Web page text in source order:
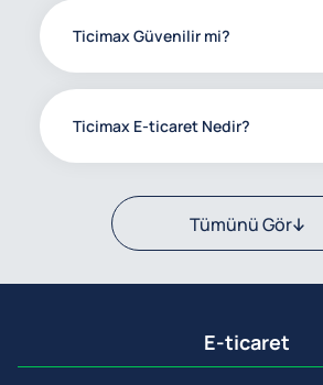
Ticimax Güvenilir mi?
Ticimax E-ticaret Nedir?
Tümünü Gör
E-ticaret